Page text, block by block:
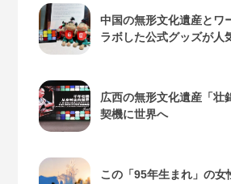
中国の無形文化遺産とワ
ラボした公式グッズが人
広西の無形文化遺産「壮
契機に世界へ
この「95年生まれ」の女